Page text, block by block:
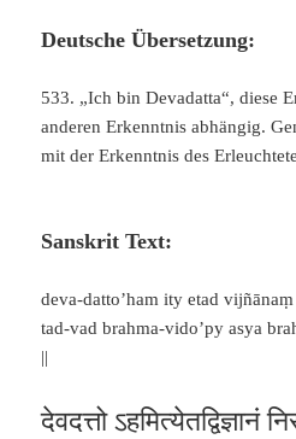
Deutsche Übersetzung:
533. „Ich bin Devadatta“, diese
anderen Erkenntnis abhängig.
mit der Erkenntnis des
Sanskrit Text:
deva-datto’ham ity etad
tad-vad brahma-vido’py asya
||
देवदत्तो ऽहमित्येतद्विज्ञानं